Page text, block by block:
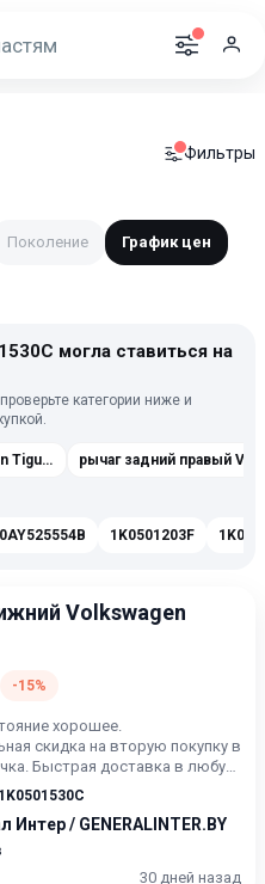
Фильтры
Поколение График цен
могла ставиться на
категории ниже и
рычаг задний правый Volkswagen Tiguan
0AY525554B 1K0501203F
Volkswagen
-15%
хорошее.
скидка на вторую покупку в
Быстрая доставка в любую
доставка в любу...
1K0501530C
Интер / GENERALINTER.BY
30 дней назад